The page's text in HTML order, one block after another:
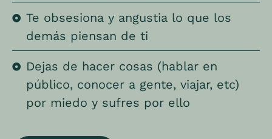
Te obsesiona y angustia lo que los
demás piensan de ti
Dejas de hacer cosas (hablar en
público, conocer a gente, viajar, etc)
por miedo y sufres por ello